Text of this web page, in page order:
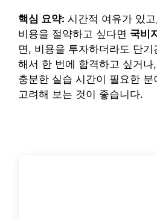
핵심 요약: 시간적 여유가 있
비용을 절약하고 싶다면 국비
면, 비용을 투자하더라도 단
해서 한 번에 합격하고 싶거나
충분한 실습 시간이 필요한 분
고려해 보는 것이 좋습니다.